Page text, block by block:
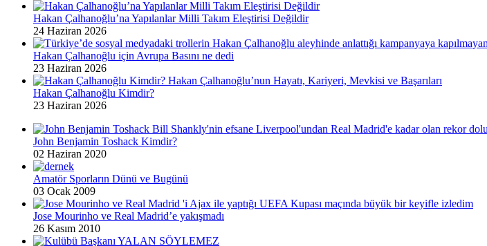
Hakan Çalhanoğlu’na Yapılanlar Milli Takım Eleştirisi Değildir
24 Haziran 2026
Hakan Çalhanoğlu için Avrupa Basını ne dedi
23 Haziran 2026
Hakan Çalhanoğlu Kimdir?
23 Haziran 2026
John Benjamin Toshack Kimdir?
02 Haziran 2020
Amatör Sporların Dünü ve Bugünü
03 Ocak 2009
Jose Mourinho ve Real Madrid’e yakışmadı
26 Kasım 2010